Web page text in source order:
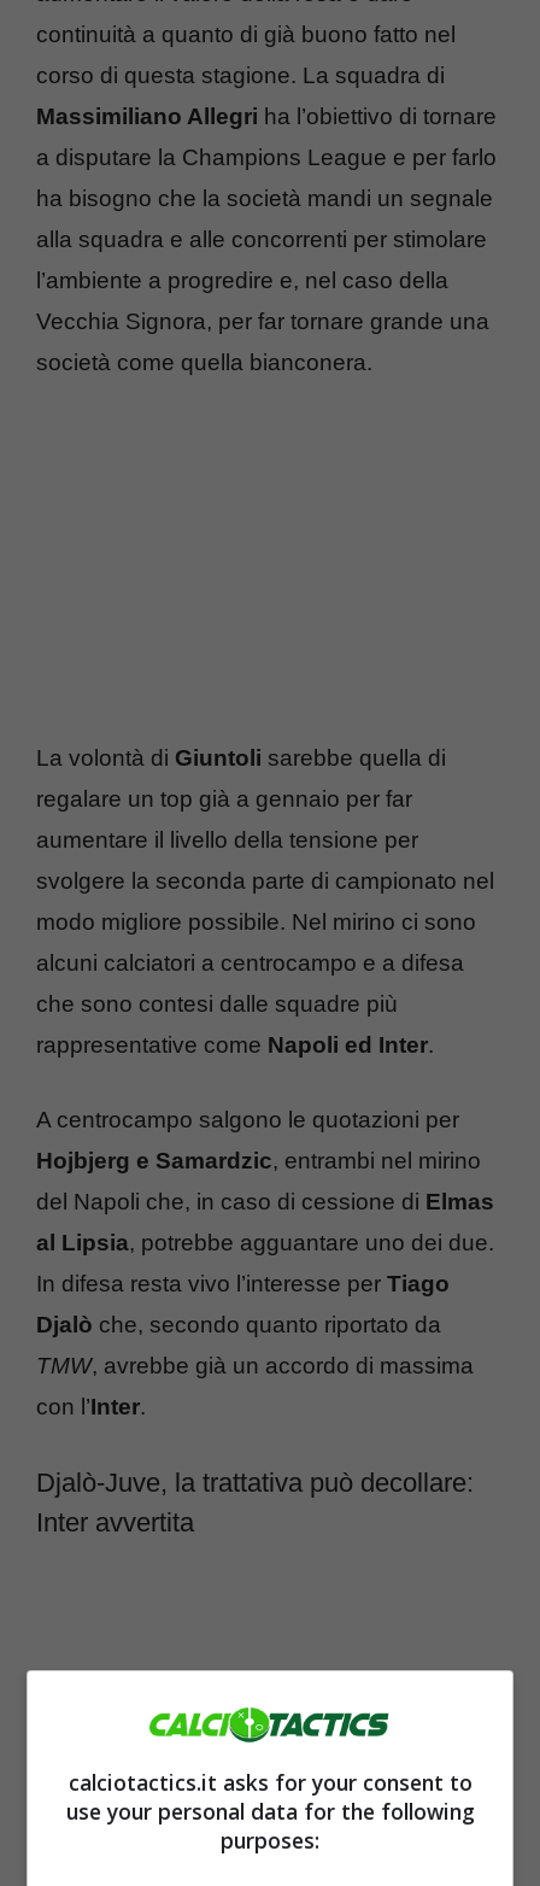
continuità a quanto di già buono fatto nel
corso di questa stagione. La squadra di
Massimiliano Allegri ha l’obiettivo di tornare
a disputare la Champions League e per farlo
ha bisogno che la società mandi un segnale
alla squadra e alle concorrenti per stimolare
l’ambiente a progredire e, nel caso della
Vecchia Signora, per far tornare grande una
società come quella bianconera.
La volontà di Giuntoli sarebbe quella di
regalare un top già a gennaio per far
aumentare il livello della tensione per
svolgere la seconda parte di campionato nel
modo migliore possibile. Nel mirino ci sono
alcuni calciatori a centrocampo e a difesa
che sono contesi dalle squadre più
rappresentative come Napoli ed Inter.
A centrocampo salgono le quotazioni per
Hojbjerg e Samardzic, entrambi nel mirino
del Napoli che, in caso di cessione di Elmas
al Lipsia, potrebbe agguantare uno dei due.
In difesa resta vivo l’interesse per Tiago
Djalò che, secondo quanto riportato da
TMW, avrebbe già un accordo di massima
con l’Inter.
Djalò-Juve, la trattativa può decollare:
Inter avvertita
calciotactics.it asks for your consent to
use your personal data for the following
purposes: